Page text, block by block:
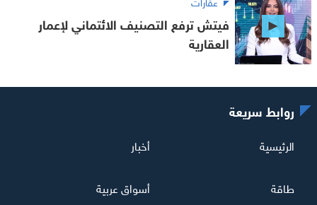
فيتش ترفع التصنيف الائتماني لإعمار
العقارية
روابط سريعة
الرئيسية أخبار
طاقة أسواق عربية